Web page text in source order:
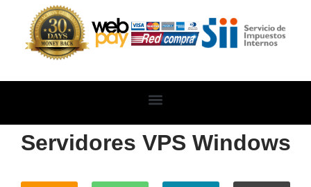
Servidores VPS Windows